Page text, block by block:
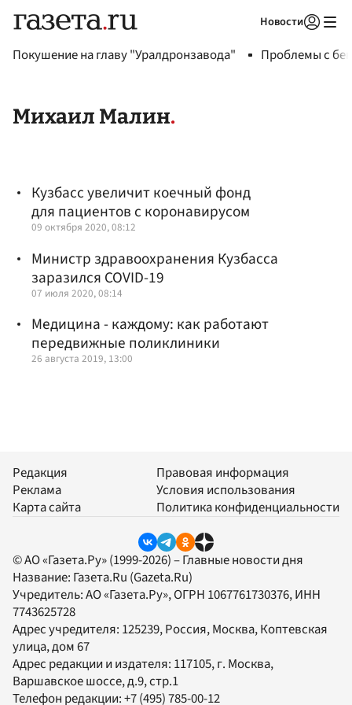
Новости
Покушение на главу "Уралдронзавода" Проблемы с
Михаил Малин
Кузбасс увеличит коечный фонд
для пациентов с коронавирусом
09 октября 2020, 08:12
Министр здравоохранения Кузбасса
заразился COVID-19
07 июля 2020, 08:14
Медицина - каждому: как работают
передвижные поликлиники
26 августа 2019, 13:00
Редакция
Реклама
Карта сайта
Правовая информация
Условия использования
Политика конфиденциальности
© АО «Газета.Ру» (1999-2026) – Главные новости дня
Название: Газета.Ru (Gazeta.Ru)
Учредитель:АО «Газета.Ру», ОГРН 1067761730376, ИНН
7743625728
Адрес учредителя: 125239, Россия, Москва, Коптевская
улица, дом 67
Адрес редакции и издателя: 117105, г. Москва,
Варшавское шоссе, д.9, стр.1
Телефон редакции:+7 (495) 785-00-12